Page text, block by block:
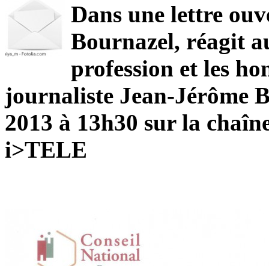
Dans une lettre
Bournazel, réagit
profession et les
journaliste Jean-Jérôme
2013 à 13h30 sur la
i>TELE